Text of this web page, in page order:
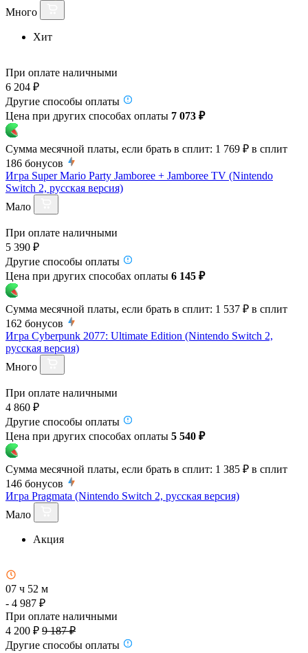
Много
Хит
При оплате наличными
6 204 ₽
Другие способы оплаты
Цена при других способах оплаты 7 073 ₽
Сумма месячной платы, если брать в сплит: 1 769 ₽ в сплит
186 бонусов
Игра Super Mario Party Jamboree + Jamboree TV (Nintendo
Switch 2, русская версия)
Мало
При оплате наличными
5 390 ₽
Другие способы оплаты
Цена при других способах оплаты 6 145 ₽
Сумма месячной платы, если брать в сплит: 1 537 ₽ в сплит
162 бонусов
Игра Cyberpunk 2077: Ultimate Edition (Nintendo Switch 2,
русская версия)
Много
При оплате наличными
4 860 ₽
Другие способы оплаты
Цена при других способах оплаты 5 540 ₽
Сумма месячной платы, если брать в сплит: 1 385 ₽ в сплит
146 бонусов
Игра Pragmata (Nintendo Switch 2, русская версия)
Мало
Акция
07 ч 52 м
- 4 987 ₽
При оплате наличными
4 200 ₽ 9 187 ₽
Другие способы оплаты